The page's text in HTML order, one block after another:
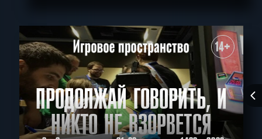
14+
ПРОДОЛЖАЙ ГОВОРИТЬ, И
НИКТО НЕ ВЗОРВЕТСЯ